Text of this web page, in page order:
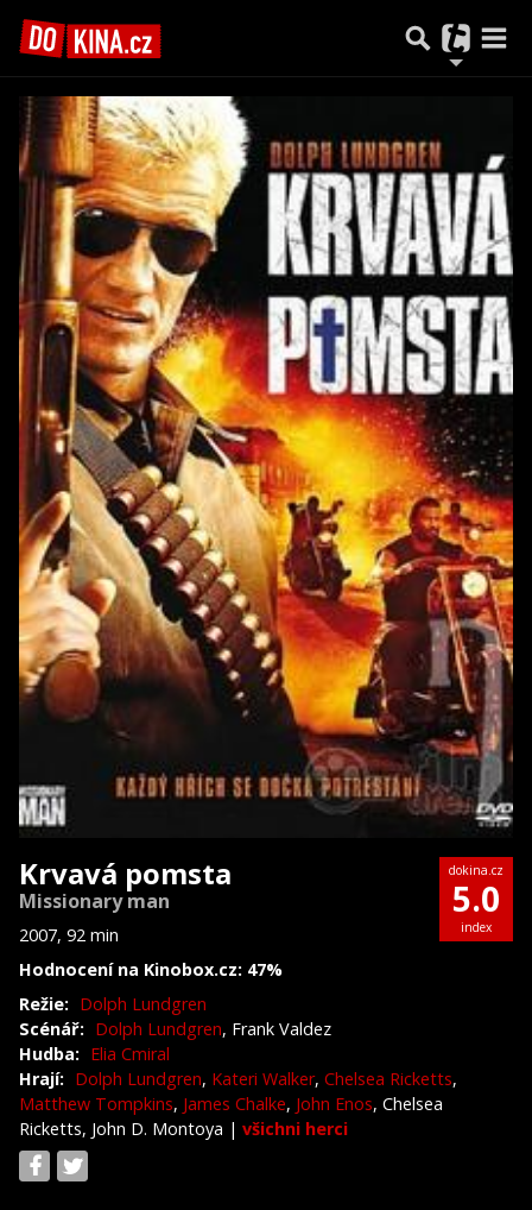
Krvavá pomsta
Missionary man
2007, 92 min
Hodnocení na Kinobox.cz: 47%
dokina.cz
5.0
index
Režie: Dolph Lundgren
Scénář: Dolph Lundgren, Frank Valdez
Hudba: Elia Cmiral
Hrají: Dolph Lundgren, Kateri Walker, Chelsea Ricketts,
Matthew Tompkins, James Chalke, John Enos, Chelsea
Ricketts, John D. Montoya | všichni herci